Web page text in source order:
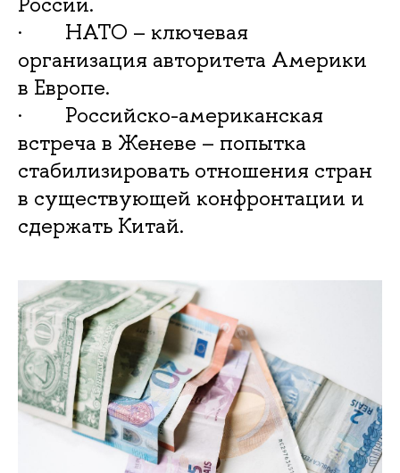
· НАТО – ключевая
организация авторитета Америки
в Европе.
· Российско-американская
встреча в Женеве – попытка
стабилизировать отношения стран
в существующей конфронтации и
сдержать Китай.